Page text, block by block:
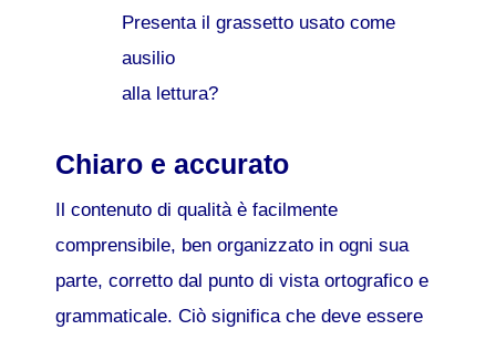
Presenta il grassetto usato come
ausilio
alla lettura?
Chiaro e accurato
Il contenuto di qualità è facilmente
comprensibile, ben organizzato in ogni sua
parte, corretto dal punto di vista ortografico e
grammaticale. Ciò significa che deve essere